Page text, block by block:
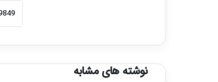
نوشته های مشابه